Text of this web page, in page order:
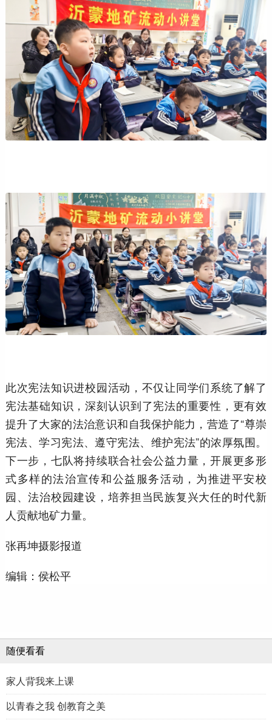
此次宪法知识进校园活动，不仅让同学们系统了解了
宪法基础知识，深刻认识到了宪法的重要性，更有效
提升了大家的法治意识和自我保护能力，营造了“尊崇
宪法、学习宪法、遵守宪法、维护宪法”的浓厚氛围。
下一步，七队将持续联合社会公益力量，开展更多形
式多样的法治宣传和公益服务活动，为推进平安校
园、法治校园建设，培养担当民族复兴大任的时代新
人贡献地矿力量。
张再坤摄影报道
编辑：侯松平
随便看看
家人背我来上课
以青春之我 创教育之美